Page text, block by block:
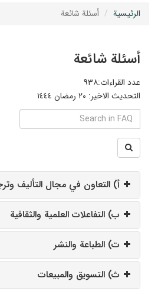
الرئيسية أسئلة شائعة
أسئلة شائعة
عدد القراءات:٩٣٨
التحديث الاخير: ٢٠ رمضان ١٤٤٤
أ‌) التعاون في مجال التأليف
ب‌) التفاعلات العلمية والثقافية
ت‌) الطباعة والنشر
ث‌) التسویق والمبیعات